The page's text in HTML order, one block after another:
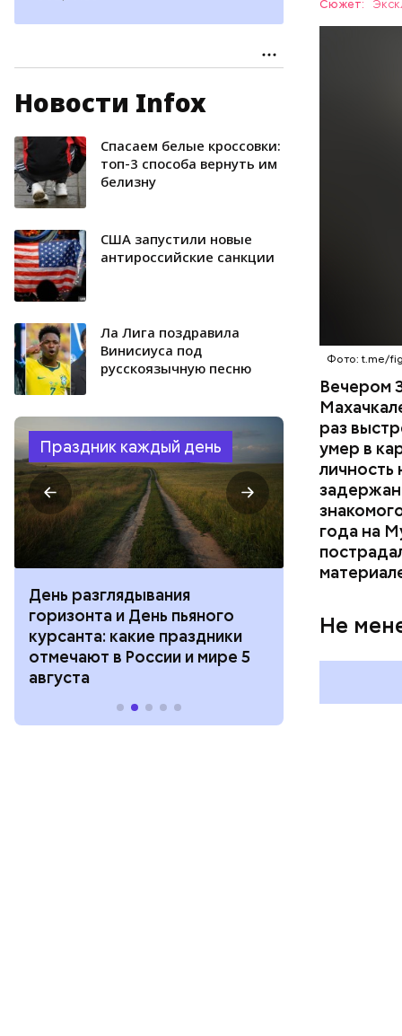
Новости Infox
Спасаем белые кроссовки:
топ-3 способа вернуть им
белизну
США запустили новые
антироссийские санкции
Ла Лига поздравила
Винисиуса под
русскоязычную песню
Праздник каждый день
День разглядывания
горизонта и День пьяного
курсанта: какие праздники
отмечают в России и мире 5
августа
День
праздники
и мире 4
Сюжет:
Фото: t.me/
Вечером
раз
умер в
года на
Не
Вечером
жилого
менее
скорую